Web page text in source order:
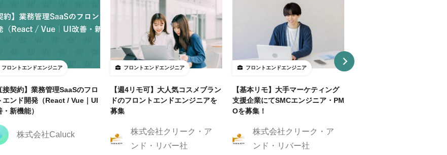
フロントエンドエンジニア
接契約】業務管理SaaSのフロ
エンド開発（React / Vue｜UI
新機能）
株式会社Caluck
フロントエンドエンジニア
【週4リモ可】大人気コスメブラン
ドのフロントエンドエンジニアを
募集
株式会社クリーク・ア
ンド・リバー社
フロントエンドエンジニア
【基本リモ】大手マーケティング
支援企業にてSMCエンジニア・PM
Oを募集！
株式会社クリーク・ア
ンド・リバー社